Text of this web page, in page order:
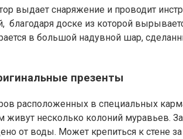
выдает снаряжение и проводит
доске из которой
в большой надувной шар,
презенты
расположенных в специальных
живут несколько колоний муравьев.
от воды. Может крепиться к стене